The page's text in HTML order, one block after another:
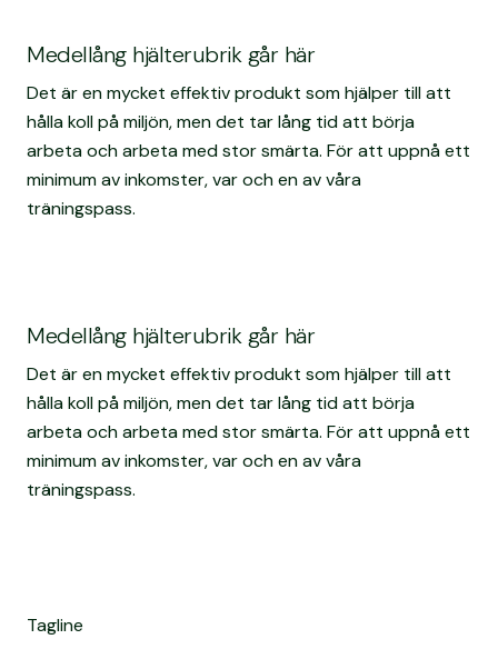
Medellång hjälterubrik går här
Det är en mycket effektiv produkt som hjälper till att
hålla koll på miljön, men det tar lång tid att börja
arbeta och arbeta med stor smärta. För att uppnå ett
minimum av inkomster, var och en av våra
träningspass.
Medellång hjälterubrik går här
Det är en mycket effektiv produkt som hjälper till att
hålla koll på miljön, men det tar lång tid att börja
arbeta och arbeta med stor smärta. För att uppnå ett
minimum av inkomster, var och en av våra
träningspass.
Tagline